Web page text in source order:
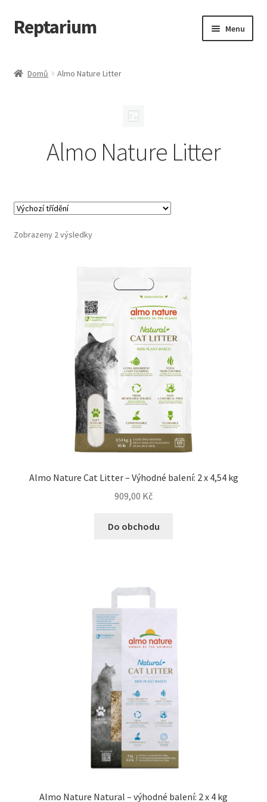
Přeskočit
na
Přejít
k
webu
Reptarium Menu
Malá zvířata — Klece, krmivo, vybavení
Pokladna
Concept for Life pro kočky — Krmivo pro každou životní
Feringa pro kočky — Lisované za studena a přírodní
Fontány pro kočky
Granule pro kočky
Hill’s pro kočky — Veterinární a prémiová výživa
Kočičí toalety
Kočkolit
Pamlsky pro kočky
Purizon pro kočky
Royal Canin pro kočky
Škrabadla pro kočky
Veterinární dieta pro kočky
Vše pro psy — Krmivo, doplňky, vybavení
Boudy a výběhy
Domů Almo Nature Litter
Almo Nature Litter
Zobrazeny 2 výsledky
Almo Nature Cat Litter – Výhodné balení: 2 x 4,54 kg
909,00 Kč
Do obchodu
Almo Nature Natural – výhodné balení: 2 x 4 kg